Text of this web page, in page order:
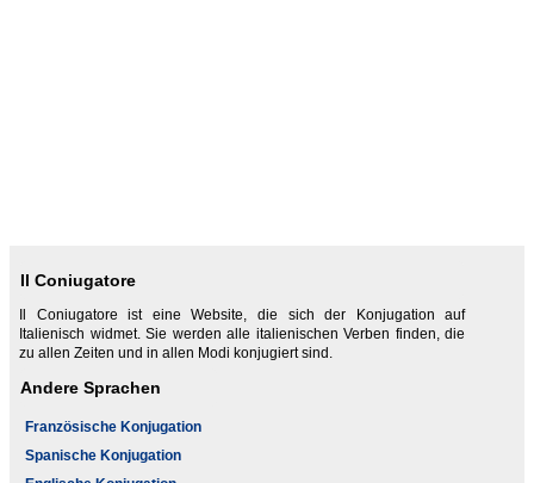
Il Coniugatore
Il Coniugatore ist eine Website, die sich der Konjugation auf
Italienisch widmet. Sie werden alle italienischen Verben finden, die
zu allen Zeiten und in allen Modi konjugiert sind.
Andere Sprachen
Französische Konjugation
Spanische Konjugation